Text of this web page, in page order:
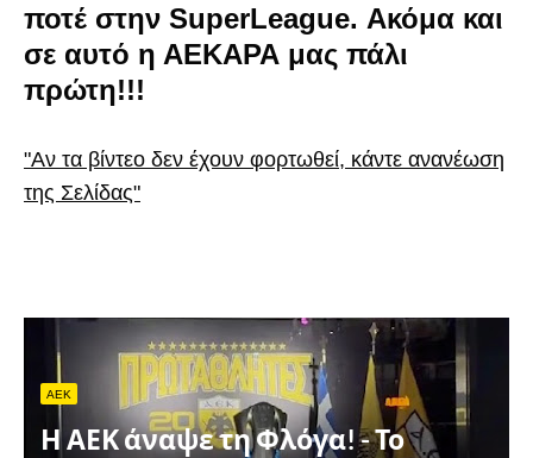
ποτέ στην SuperLeague. Ακόμα και
σε αυτό η ΑΕΚΑΡΑ μας πάλι
πρώτη!!!
"Αν τα βίντεο δεν έχουν φορτωθεί, κάντε ανανέωση
της Σελίδας"
AEK
Η ΑΕΚ άναψε τη Φλόγα! - Το